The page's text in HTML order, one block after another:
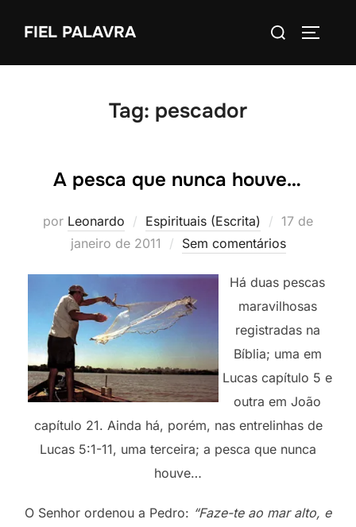
FIEL PALAVRA
Pesquisar
Tag: pescador
A pesca que nunca houve…
por Leonardo Espirituais (Escrita)
Postado
em
17 de
janeiro de 2011
Sem comentários
Há duas pescas
maravilhosas
registradas na
Bíblia; uma em
Lucas capítulo 5 e
outra em João
capítulo 21. Ainda há, porém, nas entrelinhas de
Lucas 5:1-11, uma terceira; a pesca que nunca
houve…
O Senhor ordenou a Pedro: “Faze-te ao mar alto, e